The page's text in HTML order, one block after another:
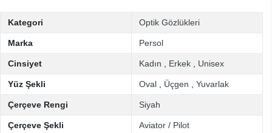
Kategori Optik Gözlükleri
Marka Persol
Cinsiyet Kadın Erkek Unisex
Yüz Şekli Oval Üçgen Yuvarlak
Çerçeve Rengi Siyah
Çerçeve Şekli Aviator / Pilot